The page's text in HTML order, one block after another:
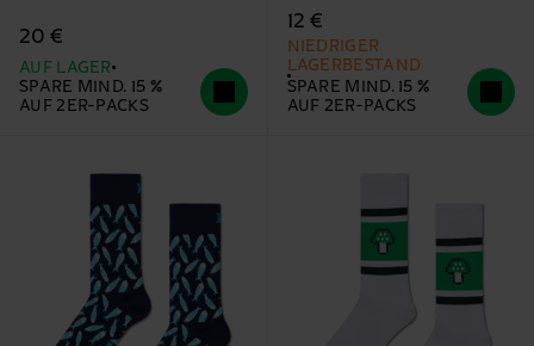
20 €
AUF LAGER
SPARE MIND. 15 %
AUF 2ER-PACKS
12 €
NIEDRIGER
LAGERBESTAND
SPARE MIND. 15 %
AUF 2ER-PACKS